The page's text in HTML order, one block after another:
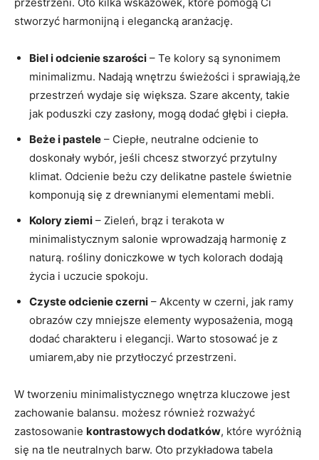
stworzyć⁣ harmonijną i elegancką ⁢aranżację.
Biel i odcienie szarości – Te⁢ kolory są ​synonimem
minimalizmu. Nadają wnętrzu‌ świeżości i sprawiają,że‍
przestrzeń wydaje się większa. Szare akcenty, takie
jak poduszki‍ czy zasłony, mogą dodać głębi i ciepła.
Beże i pastele –⁤ Ciepłe, neutralne odcienie ‌to
doskonały wybór, jeśli chcesz stworzyć przytulny
klimat. Odcienie beżu czy delikatne pastele świetnie
‌komponują się ‌z drewnianymi​ elementami mebli.
Kolory ziemi – Zieleń, brąz i terakota w
minimalistycznym‌ salonie ​wprowadzają harmonię z
naturą. rośliny doniczkowe w tych ⁢kolorach dodają
życia ​i⁣ uczucie spokoju.
Czyste odcienie czerni – Akcenty w⁣ czerni, jak ramy
obrazów czy‌ mniejsze elementy ⁣wyposażenia, mogą⁣
dodać charakteru ​i elegancji. Warto⁤ stosować je z
umiarem,aby ‌nie przytłoczyć przestrzeni.
W tworzeniu minimalistycznego wnętrza kluczowe ⁣jest
zachowanie ⁣balansu. możesz również rozważyć
zastosowanie kontrastowych ⁢dodatków, które wyróżnią⁣
się na tle neutralnych barw. Oto przykładowa⁣ tabela